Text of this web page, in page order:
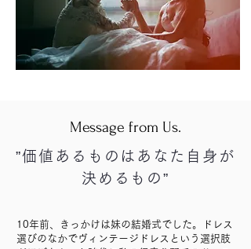
Message from Us.
”価値あるものはあなた自身が
決めるもの”
10年前、きっかけは妹の結婚式でした。ドレス
選びのなかでヴィンテージドレスという選択肢